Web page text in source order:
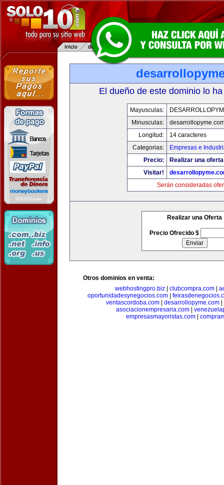
El dueño de este dominio lo
Mayusculas:
Minusculas:
Longitud:
14 caracteres
Categorias:
Empresas e
Precio:
Realizar una
Visitar!
Serán consideradas
Realizar una Oferta
Precio Ofrecido $
Otros dominios en venta:
webhostingpro.biz| clubcompra.com|
oportunidadesynegocios.com|
ventascordoba.com| desarrollopyme.com|
asociacionempresaria.com
empresasmayoristas.com